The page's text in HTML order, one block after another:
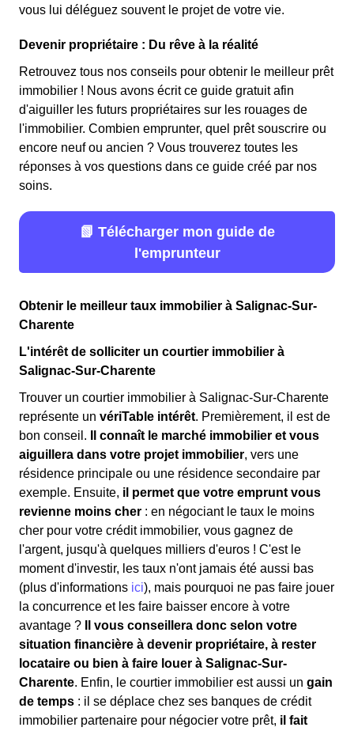
vous lui déléguez souvent le projet de votre vie.
Devenir propriétaire : Du rêve à la réalité
Retrouvez tous nos conseils pour obtenir le meilleur prêt
immobilier ! Nous avons écrit ce guide gratuit afin
d'aiguiller les futurs propriétaires sur les rouages de
l'immobilier. Combien emprunter, quel prêt souscrire ou
encore neuf ou ancien ? Vous trouverez toutes les
réponses à vos questions dans ce guide créé par nos
soins.
📗 Télécharger mon guide de
l'emprunteur
Obtenir le meilleur taux immobilier à Salignac-Sur-
Charente
L'intérêt de solliciter un courtier immobilier à
Salignac-Sur-Charente
Trouver un courtier immobilier à Salignac-Sur-Charente
représente un vériTable intérêt. Premièrement, il est de
bon conseil.
Il connaît le marché immobilier et vous
aiguillera dans votre projet immobilier, vers une
résidence principale ou une résidence secondaire par
exemple. Ensuite, il permet que votre emprunt vous
revienne moins cher : en négociant le taux le moins
cher pour votre crédit immobilier, vous gagnez de
l'argent, jusqu'à quelques milliers d'euros ! C'est le
moment d'investir, les taux n'ont jamais été aussi bas
(plus d'informations ici), mais pourquoi ne pas faire jouer
la concurrence et les faire baisser encore à votre
avantage ?
Il vous conseillera donc selon votre
situation financière à devenir propriétaire, à rester
locataire ou bien à faire louer à Salignac-Sur-
Charente. Enfin, le courtier immobilier est aussi un gain
de temps : il se déplace chez ses banques de crédit
immobilier partenaire pour négocier votre prêt, il fait